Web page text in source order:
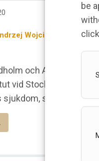
be
Wojcik boron
och Andrzej
vid Stockholms
som beviljats